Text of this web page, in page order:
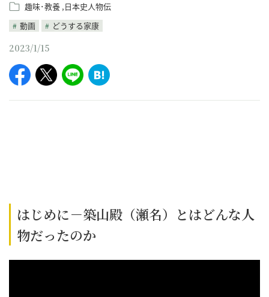
趣味･教養 日本史人物伝
動画
どうする家康
2023/1/15
はじめに－築山殿（瀬名）とはどんな人
物だったのか